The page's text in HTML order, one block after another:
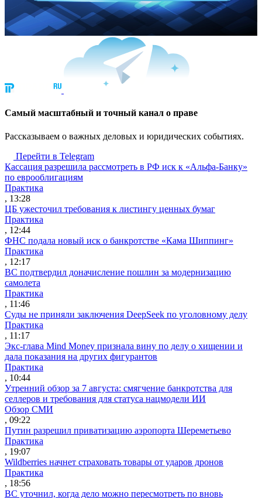
Cамый масштабный и точный канал о праве
Рассказываем о важных деловых и юридических событиях.
Перейти в Telegram
Кассация разрешила рассмотреть в РФ иск к «Альфа-Банку»
по еврооблигациям
Практика
, 13:28
ЦБ ужесточил требования к листингу ценных бумаг
Практика
, 12:44
ФНС подала новый иск о банкротстве «Кама Шиппинг»
Практика
, 12:17
ВС подтвердил доначисление пошлин за модернизацию
самолета
Практика
, 11:46
Суды не приняли заключения DeepSeek по уголовному делу
Практика
, 11:17
Экс-глава Mind Money признала вину по делу о хищении и
дала показания на других фигурантов
Практика
, 10:44
Утренний обзор за 7 августа: смягчение банкротства для
селлеров и требования для статуса нацмодели ИИ
Обзор СМИ
, 09:22
Путин разрешил приватизацию аэропорта Шереметьево
Практика
, 19:07
Wildberries начнет страховать товары от ударов дронов
Практика
, 18:56
ВС уточнил, когда дело можно пересмотреть по вновь